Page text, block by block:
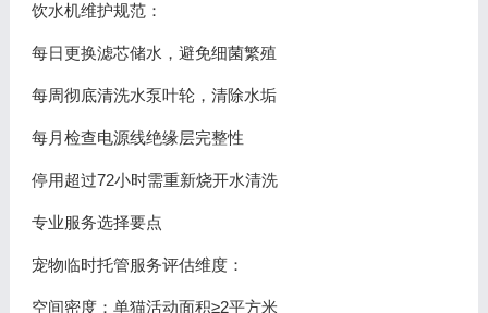
饮水机维护规范：
每日更换滤芯储水，避免细菌繁殖
每周彻底清洗水泵叶轮，清除水垢
每月检查电源线绝缘层完整性
停用超过72小时需重新烧开水清洗
专业服务选择要点
宠物临时托管服务评估维度：
空间密度：单猫活动面积≥2平方米